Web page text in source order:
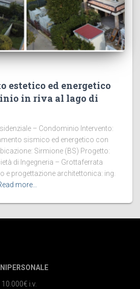
estetico ed energetico
in riva al lago di
– Condominio Intervento:
sismico ed energetico con
Sirmione (BS) Progetto:
di Ingegneria – Grottaferrata
e progettazione architettonica: ing.
more…
i.v.